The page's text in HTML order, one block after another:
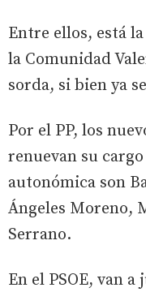
Entre ellos, está
la Comunidad
sorda, si bien ya
Por el PP, los
renuevan su
autonómica son
Ángeles Moreno,
Serrano.
En el PSOE, van